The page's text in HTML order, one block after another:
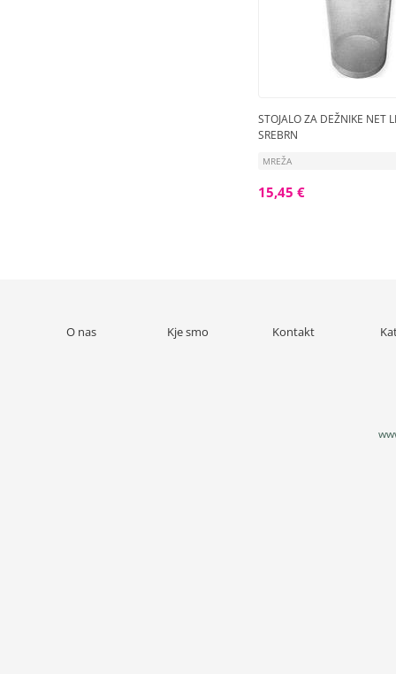
STOJALO ZA DEŽNIKE NET
SREBRN
MREŽA
15,45 €
O nas Kje smo Kontakt